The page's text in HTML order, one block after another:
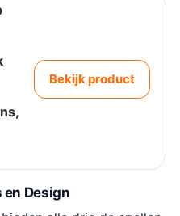
Bekijk product
Design